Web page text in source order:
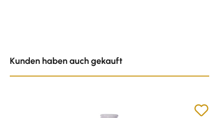
Kunden haben auch gekauft